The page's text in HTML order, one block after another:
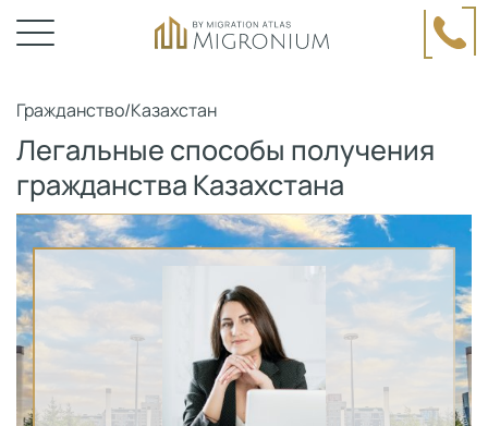
Гражданство/Казахстан
Легальные способы получения
гражданства Казахстана